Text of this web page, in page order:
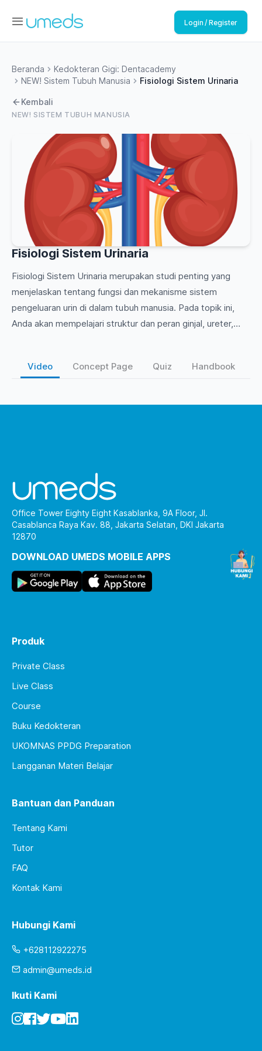
Login / Register
Beranda
Kedokteran Gigi: Dentacademy
NEW! Sistem Tubuh Manusia
Fisiologi Sistem Urinaria
NEW! SISTEM TUBUH MANUSIA
Kembali
Fisiologi Sistem Urinaria
Fisiologi Sistem Urinaria merupakan studi penting yang
menjelaskan tentang fungsi dan mekanisme sistem
pengeluaran urin di dalam tubuh manusia. Pada topik ini,
Anda akan mempelajari struktur dan peran ginjal, ureter,
pemahaman Anda tentang sistem urinaria dan manfaatnya
Video Concept Page Quiz Handbook
Office Tower Eighty Eight Kasablanka, 9A Floor, Jl.
Casablanca Raya Kav. 88, Jakarta Selatan, DKI Jakarta
12870
DOWNLOAD UMEDS MOBILE APPS
Produk
Private Class
Live Class
Course
Buku Kedokteran
UKOMNAS PPDG Preparation
Langganan Materi Belajar
Bantuan dan Panduan
Tentang Kami
Tutor
FAQ
Kontak Kami
Hubungi Kami
+628112922275
admin@umeds.id
Ikuti Kami